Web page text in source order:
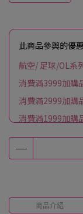
此商品參與的優
航空/ 足球/OL系
消費滿3999加購
消費滿2999加購
消費滿1999加購
商品介紹